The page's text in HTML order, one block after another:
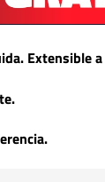
Extensible